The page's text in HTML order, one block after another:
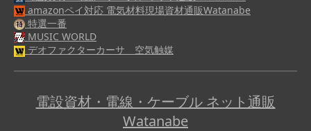
amazonペイ対応 電気材料現場資材通販Watanabe
特選一番
MUSIC WORLD
デオファクターカーサ 空気触媒
電設資材・電線・ケーブル ネット通販
Watanabe